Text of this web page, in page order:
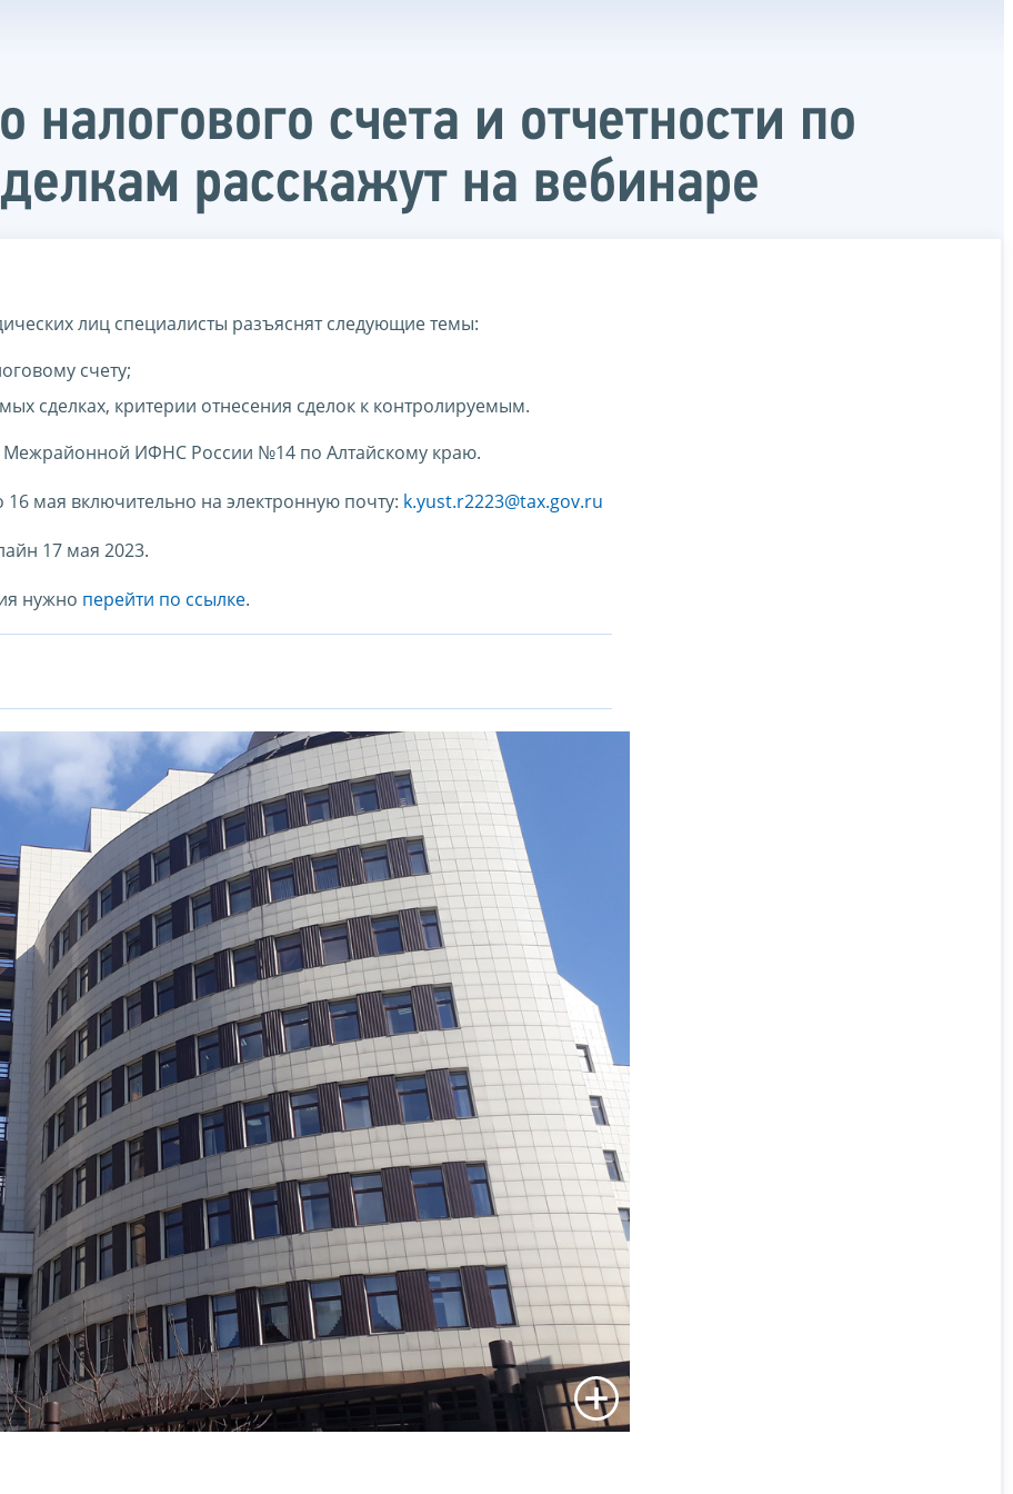
налогового счета и отчетности по
расскажут на вебинаре
лиц специалисты разъяснят следующие темы:
счету;
сделках, критерии отнесения сделок к контролируемым.
Межрайонной ИФНС России №14 по Алтайскому краю.
мая включительно на электронную почту: k.yust.r2223@tax.gov.ru
17 мая 2023.
нужно перейти по ссылке.